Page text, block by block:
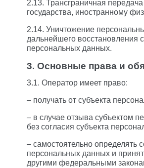
2.13. Трансграничная
государства, иностранному
2.14. Уничтожение
дальнейшего восстановления
персональных данных.
3. Основные права и
3.1. Оператор имеет право:
– получать от субъекта
– в случае отзыва субъектом
без согласия субъекта
– самостоятельно определять
персональных данных и
другими федеральными